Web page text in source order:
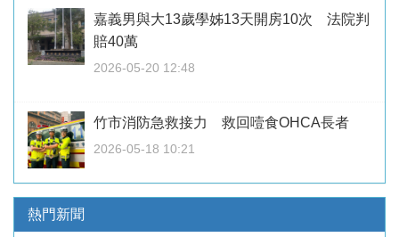
嘉義男與大13歲學姊13天開房10次 法院判
賠40萬
2026-05-20 12:48
竹市消防急救接力 救回噎食OHCA長者
2026-05-18 10:21
熱門新聞